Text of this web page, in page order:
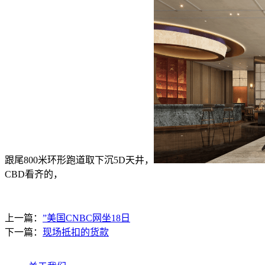
跟尾800米环形跑道取下沉5D天井，
CBD看齐的，
上一篇： ”美国CNBC网坐18日
下一篇： 现场抵扣的货款